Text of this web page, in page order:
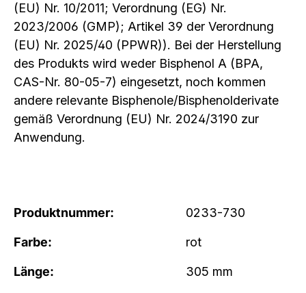
(EU) Nr. 10/2011; Verordnung (EG) Nr.
2023/2006 (GMP); Artikel 39 der Verordnung
(EU) Nr. 2025/40 (PPWR)). Bei der Herstellung
des Produkts wird weder Bisphenol A (BPA,
CAS-Nr. 80-05-7) eingesetzt, noch kommen
andere relevante Bisphenole/Bisphenolderivate
gemäß Verordnung (EU) Nr. 2024/3190 zur
Anwendung.
Produktnummer: 0233-730
Farbe: rot
Länge: 305 mm